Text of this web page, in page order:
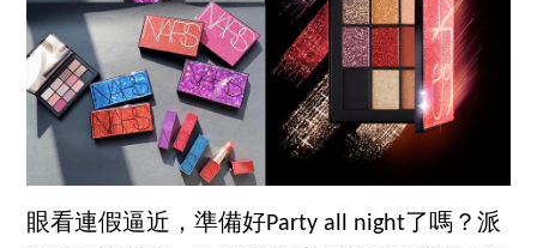
眼看連假逼近，準備好Party all night了嗎？派